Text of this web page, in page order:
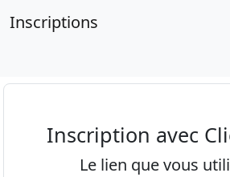
Inscriptions
Inscription avec
Le lien que vous